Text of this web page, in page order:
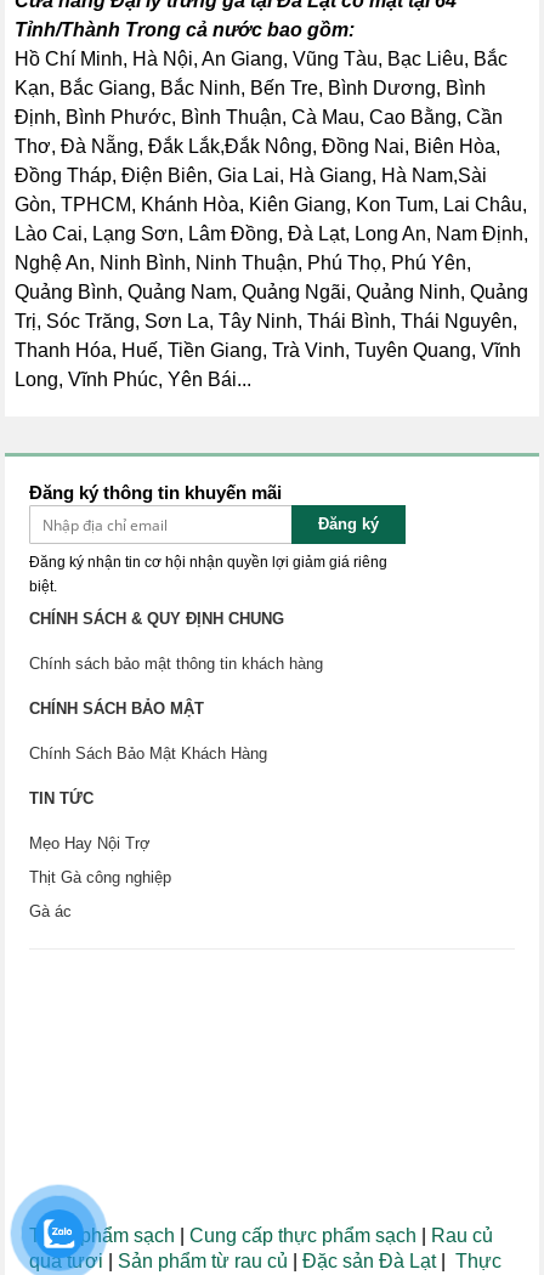
Tỉnh/Thành Trong cả nước bao gồm:
Hồ Chí Minh, Hà Nội, An Giang, Vũng Tàu, Bạc Liêu, Bắc
Kạn, Bắc Giang, Bắc Ninh, Bến Tre, Bình Dương, Bình
Định, Bình Phước, Bình Thuận, Cà Mau, Cao Bằng, Cần
Thơ, Đà Nẵng, Đắk Lắk,Đắk Nông, Đồng Nai, Biên Hòa,
Đồng Tháp, Điện Biên, Gia Lai, Hà Giang, Hà Nam,Sài
Gòn, TPHCM, Khánh Hòa, Kiên Giang, Kon Tum, Lai Châu,
Lào Cai, Lạng Sơn, Lâm Đồng, Đà Lạt, Long An, Nam Định,
Nghệ An, Ninh Bình, Ninh Thuận, Phú Thọ, Phú Yên,
Quảng Bình, Quảng Nam, Quảng Ngãi, Quảng Ninh, Quảng
Trị, Sóc Trăng, Sơn La, Tây Ninh, Thái Bình, Thái Nguyên,
Thanh Hóa, Huế, Tiền Giang, Trà Vinh, Tuyên Quang, Vĩnh
Long, Vĩnh Phúc, Yên Bái...
Đăng ký thông tin khuyến mãi
Đăng ký
Đăng ký nhận tin cơ hội nhận quyền lợi giảm giá riêng
biệt.
CHÍNH SÁCH & QUY ĐỊNH CHUNG
Chính sách bảo mật thông tin khách hàng
CHÍNH SÁCH BẢO MẬT
Chính Sách Bảo Mật Khách Hàng
TIN TỨC
Mẹo Hay Nội Trợ
Thịt Gà công nghiệp
Gà ác
Thực phẩm sạch |Cung cấp thực phẩm sạch
Rau củ
quả tươi
Sản phẩm từ rau củ |Đặc sản Đà Lạt|Thực